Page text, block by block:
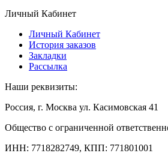
Личный Кабинет
Личный Кабинет
История заказов
Закладки
Рассылка
Наши реквизиты:
Россия, г. Москва ул. Касимовская 41
Общество с ограниченной
ИНН: 7718282749, КПП: 771801001